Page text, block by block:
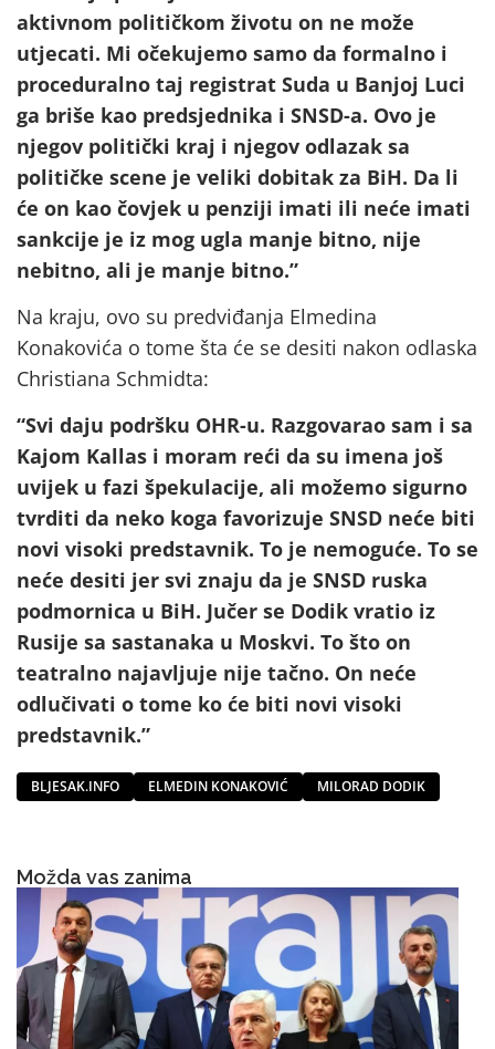
aktivnom političkom životu on ne može
utjecati. Mi očekujemo samo da formalno i
proceduralno taj registrat Suda u Banjoj Luci
ga briše kao predsjednika i SNSD-a. Ovo je
njegov politički kraj i njegov odlazak sa
političke scene je veliki dobitak za BiH. Da li
će on kao čovjek u penziji imati ili neće imati
sankcije je iz mog ugla manje bitno, nije
nebitno, ali je manje bitno.”
Na kraju, ovo su predviđanja Elmedina
Konakovića o tome šta će se desiti nakon odlaska
Christiana Schmidta:
“Svi daju podršku OHR-u. Razgovarao sam i sa
Kajom Kallas i moram reći da su imena još
uvijek u fazi špekulacije, ali možemo sigurno
tvrditi da neko koga favorizuje SNSD neće biti
novi visoki predstavnik. To je nemoguće. To se
neće desiti jer svi znaju da je SNSD ruska
podmornica u BiH. Jučer se Dodik vratio iz
Rusije sa sastanaka u Moskvi. To što on
teatralno najavljuje nije tačno. On neće
odlučivati o tome ko će biti novi visoki
predstavnik.”
BLJESAK.INFO ELMEDIN KONAKOVIĆ MILORAD DODIK
Možda vas zanima